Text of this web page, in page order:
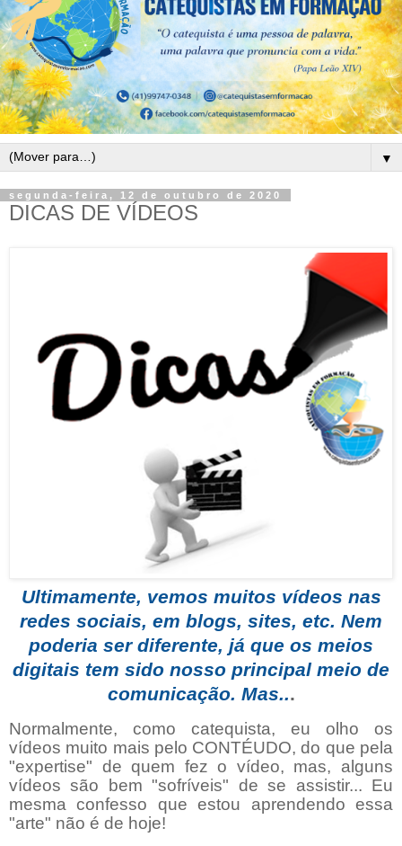
▼
segunda-feira, 12 de outubro de 2020
DICAS DE VÍDEOS
Ultimamente, vemos muitos vídeos nas
redes sociais, em blogs, sites, etc. Nem
poderia ser diferente, já que os meios
digitais tem sido nosso principal meio de
comunicação. Mas...
Normalmente, como catequista, eu olho os
vídeos muito mais pelo CONTÉUDO, do que pela
"expertise" de quem fez o vídeo, mas, alguns
vídeos são bem "sofríveis" de se assistir... Eu
mesma confesso que estou aprendendo essa
"arte" não é de hoje!